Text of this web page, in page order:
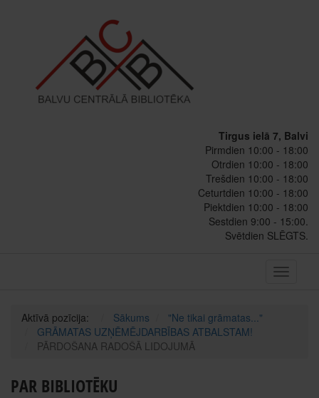
Tirgus ielā 7, Balvi
Pirmdien 10:00 - 18:00
Otrdien 10:00 - 18:00
Trešdien 10:00 - 18:00
Ceturtdien 10:00 - 18:00
Piektdien 10:00 - 18:00
Sestdien 9:00 - 15:00.
Svētdien SLĒGTS.
Toggle
Aktīvā pozīcija: Sākums
"Ne tikai grāmatas..."
GRĀMATAS UZŅĒMĒJDARBĪBAS ATBALSTAM!
PĀRDOŠANA RADOŠĀ LIDOJUMĀ
PAR BIBLIOTĒKU